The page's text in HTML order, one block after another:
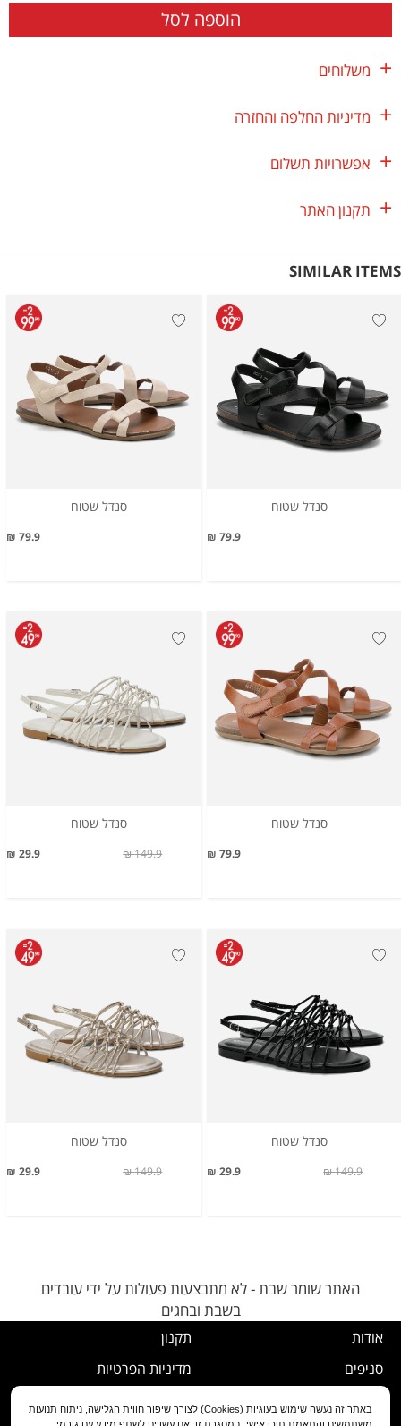
הוספה לסל
משלוחים
מדיניות החלפה והחזרה
אפשרויות תשלום
תקנון האתר
SIMILAR ITEMS
סנדל שטוח
79.9 ₪
סנדל שטוח
79.9 ₪
סנדל שטוח
79.9 ₪
סנדל שטוח
29.9 ₪ 149.9 ₪
סנדל שטוח
29.9 ₪ 149.9 ₪
סנדל שטוח
29.9 ₪ 149.9 ₪
האתר שומר שבת - לא מתבצעות פעולות על ידי עובדים
בשבת ובחגים
אודות
סניפים
תקנון
מדיניות הפרטיות
נוהל ביטול עסקה
באתר זה נעשה שימוש בעוגיות (Cookies) לצורך שיפור חווית הגלישה, ניתוח תנועות